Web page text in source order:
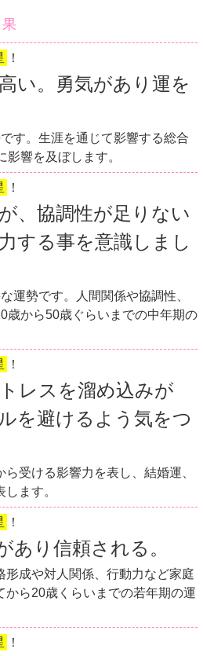
！
い。勇気があり運を
す。生涯を通じて影響する総合
響を及ぼします。
！
、協調性が足りない
する事を意識しまし
運勢です。人間関係や協調性、
歳から50歳ぐらいまでの中年期の
！
レスを溜め込みが
を避けるよう気をつ
受ける影響力を表し、結婚運、
ます。
！
あり信頼される。
成や対人関係、行動力など家庭
ら20歳くらいまでの若年期の運
！